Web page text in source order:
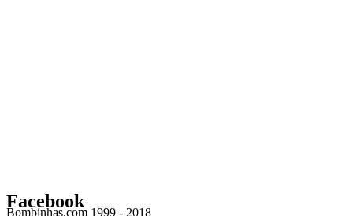
Bombinhas.com 1999 - 2018
Facebook